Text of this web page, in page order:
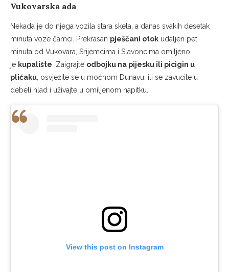
Vukovarska ada
Nekada je do njega vozila stara skela, a danas svakih desetak
minuta voze čamci. Prekrasan pješčani otok udaljen pet
minuta od Vukovara, Srijemcima i Slavoncima omiljeno
je kupalište . Zaigrajte odbojku na pijesku ili picigin u
plićaku , osvježite se u moćnom Dunavu, ili se zavucite u
debeli hlad i uživajte u omiljenom napitku.
View this post on Instagram